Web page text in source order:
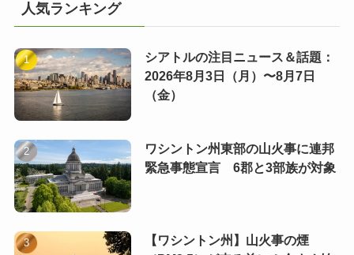
人気ランキング
シアトルの注目ニュース＆話題：
2026年8月3日（月）〜8月7日
（金）
ワシントン州東部の山火事に連邦
緊急事態宣言 6郡と3部族が対象
【ワシントン州】山火事の煙